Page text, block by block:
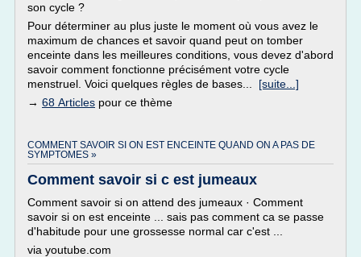
son cycle ?
Pour déterminer au plus juste le moment où vous avez le
maximum de chances et savoir quand peut on tomber
enceinte dans les meilleures conditions, vous devez d'abord
savoir comment fonctionne précisément votre cycle
menstruel. Voici quelques règles de bases... [suite...]
→ 68 Articles pour ce thème
COMMENT SAVOIR SI ON EST ENCEINTE QUAND ON A PAS DE
SYMPTOMES »
Comment savoir si c est jumeaux
Comment savoir si on attend des jumeaux · Comment
savoir si on est enceinte ... sais pas comment ca se passe
d'habitude pour une grossesse normal car c'est ...
via youtube.com